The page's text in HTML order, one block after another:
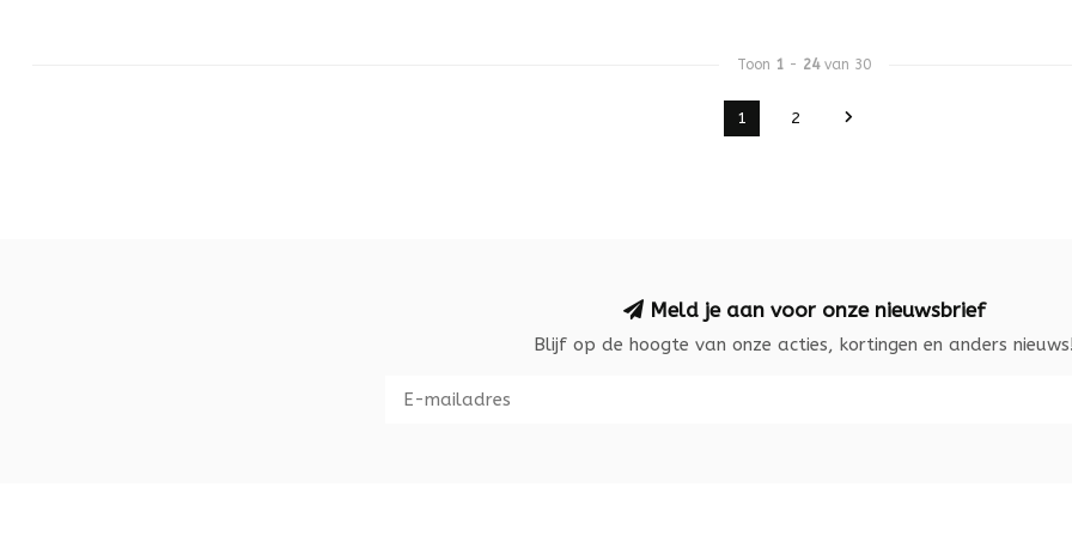
Toon 1 - 24van 30
1 2
Meld je aan voor onze nieuwsbrief
Blijf op de hoogte van onze acties, kortingen en anders nieuws!